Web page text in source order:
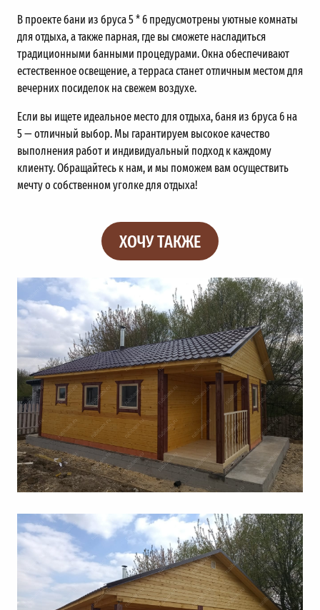
В проекте бани из бруса 5 * 6 предусмотрены уютные комнаты
для отдыха, а также парная, где вы сможете насладиться
традиционными банными процедурами. Окна обеспечивают
естественное освещение, а терраса станет отличным местом для
вечерних посиделок на свежем воздухе.
Если вы ищете идеальное место для отдыха, баня из бруса 6 на
5 — отличный выбор. Мы гарантируем высокое качество
выполнения работ и индивидуальный подход к каждому
клиенту. Обращайтесь к нам, и мы поможем вам осуществить
мечту о собственном уголке для отдыха!
ХОЧУ ТАКЖЕ